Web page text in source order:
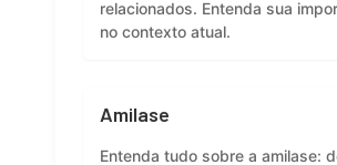
relacionados. Entenda sua
no contexto atual.
Amilase
Entenda tudo sobre a amilase: